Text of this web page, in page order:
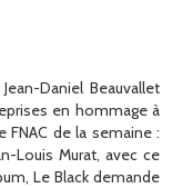
Daniel Beauvallet
en hommage à
FNAC de la semaine :
Louis Murat, avec ce
Le Black demande